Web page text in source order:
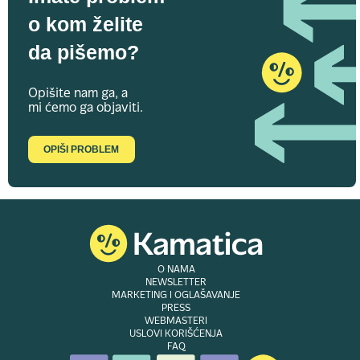
o kom želite
da pišemo?
Opišite nam ga, a
mi ćemo ga objaviti.
OPIŠI PROBLEM
O NAMA
NEWSLETTER
MARKETING I OGLAŠAVANJE
PRESS
WEBMASTERI
USLOVI KORIŠĆENJA
FAQ